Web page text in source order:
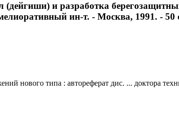
и разработка
ин-т. - Москва, 1991. - 50
нового типа : автореферат дис. ... доктора